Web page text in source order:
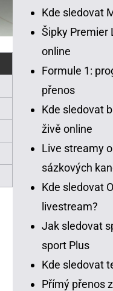
Kde sledovat
Šipky Premier
online
Formule 1:
přenos
Kde sledovat
živě online
Live streamy
sázkových
Kde sledovat
livestream?
Jak sledovat
sport Plus
Kde sledovat
Přímý přenos